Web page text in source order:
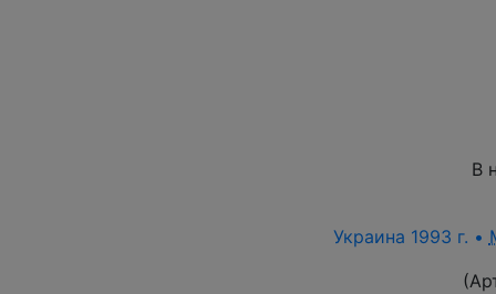
В
Украина 1993 г. •